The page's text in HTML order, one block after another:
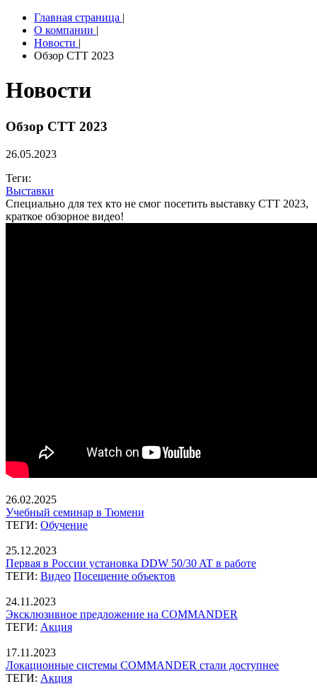
Главная страница |
О компании |
Новости |
Обзор CTT 2023
Новости
Обзор CTT 2023
26.05.2023
Теги:
Выставки
Специально для тех кто не смог посетить выставку CTT 2023,
краткое обзорное видео!
26.02.2025
Учебный семинар в Тюмени
ТЕГИ: Обучение
25.12.2023
Первая в России установка DDW 50/30 AT в работе
ТЕГИ: Видео Посещение объектов
24.11.2023
Эксклюзивное предложение на COMMANDER
ТЕГИ: Акция
17.11.2023
Локационные системы COMMANDER стали доступнее
ТЕГИ: Акция